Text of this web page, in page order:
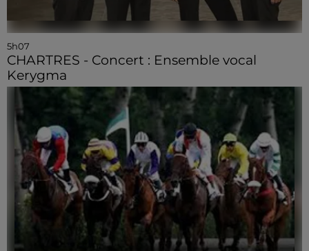
5h07
CHARTRES - Concert : Ensemble vocal
Kerygma